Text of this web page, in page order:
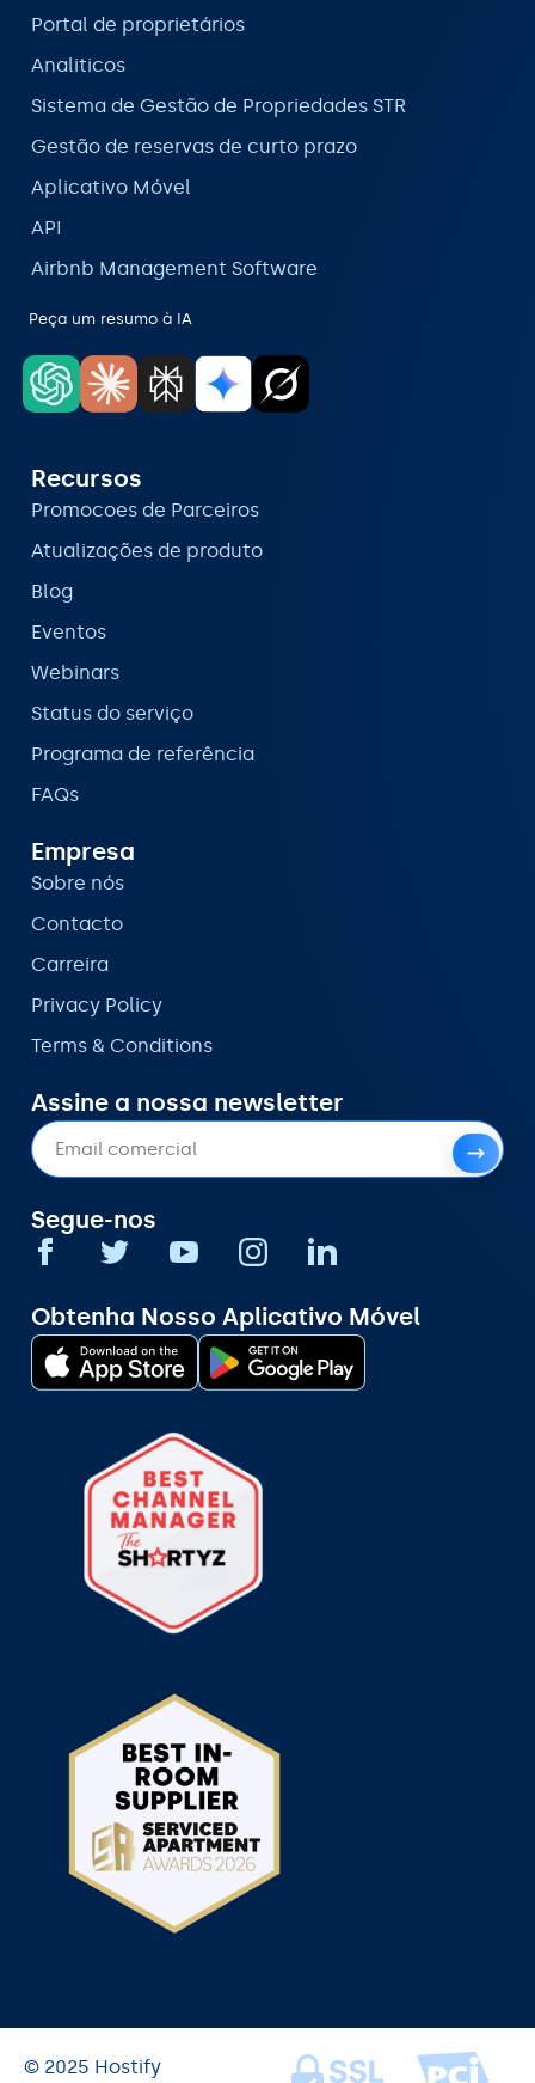
Portal de proprietários
Analiticos
Sistema de Gestão de Propriedades STR
Gestão de reservas de curto prazo
Aplicativo Móvel
API
Airbnb Management Software
Peça um resumo à IA
Recursos
Promocoes de Parceiros
Atualizações de produto
Blog
Eventos
Webinars
Status do serviço
Programa de referência
FAQs
Empresa
Sobre nós
Contacto
Carreira
Privacy Policy
Terms & Conditions
Assine a nossa newsletter
Segue-nos
Obtenha Nosso Aplicativo Móvel
© 2025 Hostify